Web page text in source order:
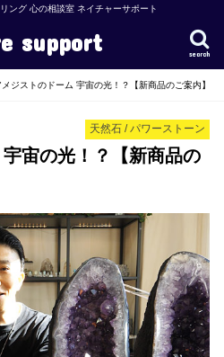
ング 心の相談室 ネイチャーサポート
support search
メジストのドーム 宇宙の光！？【新商品のご案内】
天然石 / パワーストーン
宙の光！？【新商品の